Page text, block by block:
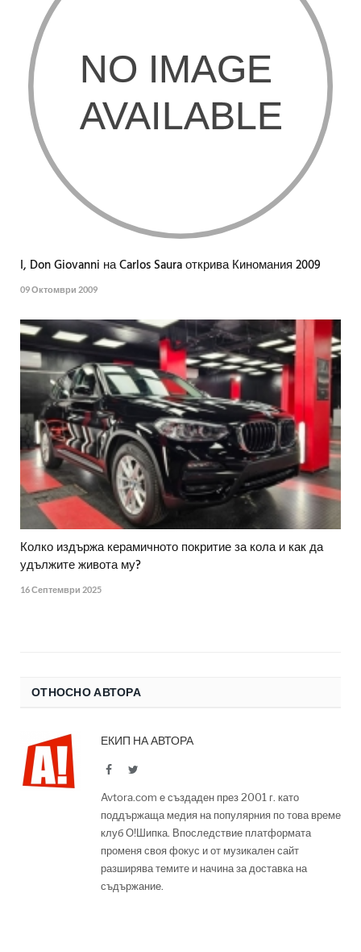
I, Don Giovanni на Carlos Saura открива Киномания 2009
09 Октомври 2009
Колко издържа керамичното покритие за кола и как да
удължите живота му?
16 Септември 2025
ОТНОСНО АВТОРА
ЕКИП НА АВТОРА
FacebookTwitter
Avtora.com е създаден през 2001 г. като
поддържаща медия на популярния по това време
клуб О!Шипка. Впоследствие платформата
променя своя фокус и от музикален сайт
разширява темите и начина за доставка на
съдържание.